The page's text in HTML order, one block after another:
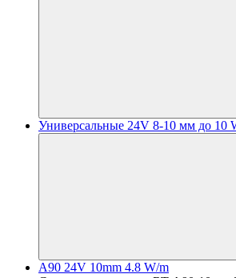
Универсальные 24V 8-10 мм до 10
A90 24V 10mm 4.8 W/m